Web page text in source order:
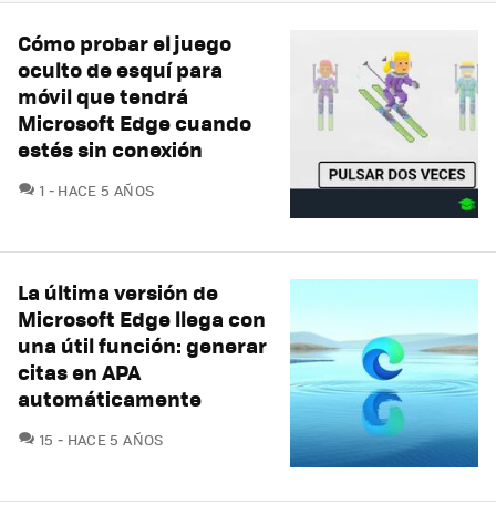
Cómo probar el juego
oculto de esquí para
móvil que tendrá
Microsoft Edge cuando
estés sin conexión
1 COMENTARIOS
HACE 5 AÑOS
La última versión de
Microsoft Edge llega con
una útil función: generar
citas en APA
automáticamente
15 COMENTARIOS
HACE 5 AÑOS